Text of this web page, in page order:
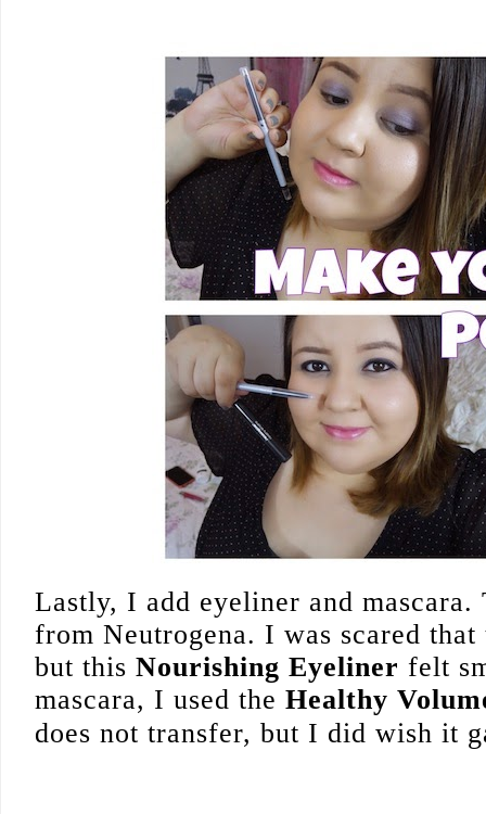
Lastly, I add eyeliner and
from Neutrogena. I was scared
but this Nourishing Eyeliner felt
mascara, I used the Healthy
does not transfer, but I did wish it